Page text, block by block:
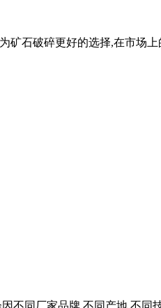
石破碎更好的选择,在市场
不同厂家品牌,不同产地,不